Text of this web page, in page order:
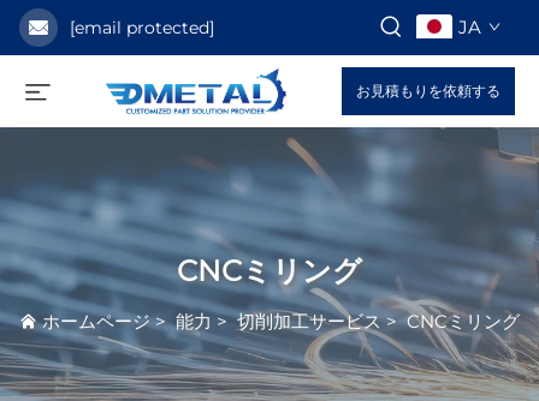
[email protected] JA
お見積もりを依頼する
CNCミリング
ホームページ>能力 >切削加工サービス>CNCミリング